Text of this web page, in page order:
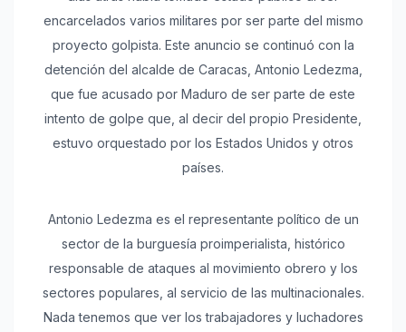
encarcelados varios militares por ser parte del mismo
proyecto golpista. Este anuncio se continuó con la
detención del alcalde de Caracas, Antonio Ledezma,
que fue acusado por Maduro de ser parte de este
intento de golpe que, al decir del propio Presidente,
estuvo orquestado por los Estados Unidos y otros
países.
Antonio Ledezma es el representante político de un
sector de la burguesía proimperialista, histórico
responsable de ataques al movimiento obrero y los
sectores populares, al servicio de las multinacionales.
Nada tenemos que ver los trabajadores y luchadores